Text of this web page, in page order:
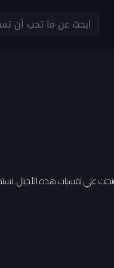
علي نفسيات هذه